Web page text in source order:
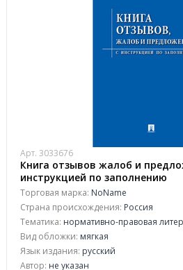
Арт. 3033676
Книга отзывов жалоб и
инструкцией по заполнению
Торговая марка: NoName
Страна происхождения: Россия
Тематика: нормативно-правовая
Вид обложки: мягкая
Язык издания: русский
Автор: не указан